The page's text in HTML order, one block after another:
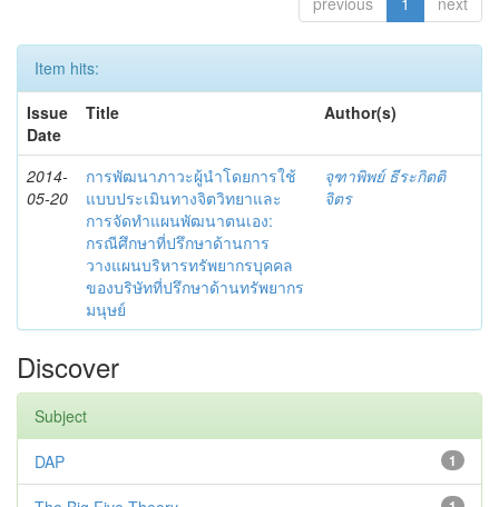
Item hits:
Issue
Date
Title Author(s)
2014-
05-20
การพัฒนาภาวะผู้นำโดยการใช้
แบบประเมินทางจิตวิทยาและ
การจัดทำแผนพัฒนาตนเอง:
กรณีศึกษาที่ปรึกษาด้านการ
วางแผนบริหารทรัพยากรบุคคล
ของบริษัทที่ปรึกษาด้านทรัพยากร
มนุษย์
จุฑาพิพย์ ธีระกิตติ
จิตร
Discover
Subject
1
DAP